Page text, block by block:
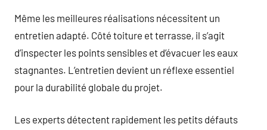
Même les meilleures réalisations nécessitent un
entretien adapté. Côté toiture et terrasse, il s’agit
d’inspecter les points sensibles et d’évacuer les eaux
stagnantes. L’entretien devient un réflexe essentiel
pour la durabilité globale du projet.
Les experts détectent rapidement les petits défauts